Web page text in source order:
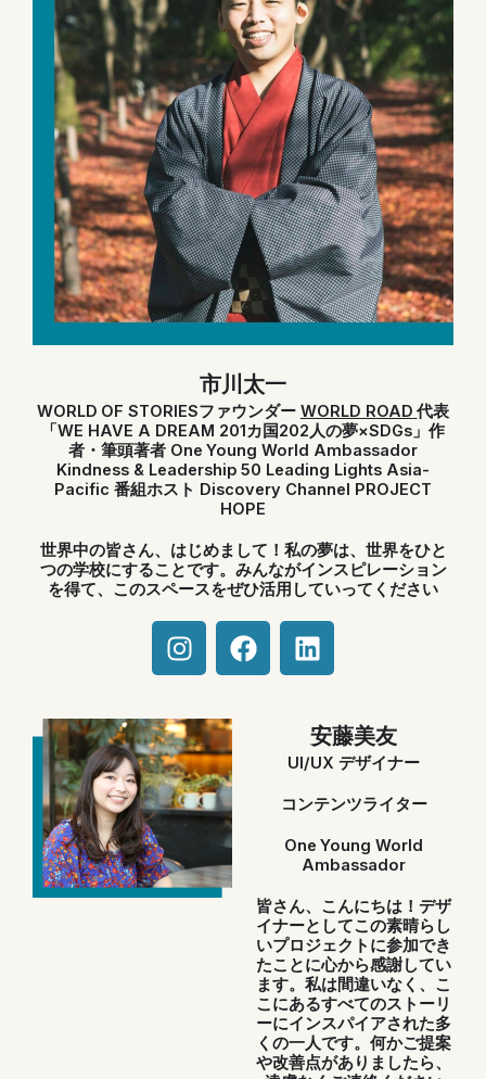
市川太一
WORLD OF STORIESファウンダー WORLD ROAD 代表
「WE HAVE A DREAM 201カ国202人の夢×SDGs」作
者・筆頭著者 One Young World Ambassador
Kindness & Leadership 50 Leading Lights Asia-
Pacific 番組ホスト Discovery Channel PROJECT
HOPE
世界中の皆さん、はじめまして！私の夢は、世界をひと
つの学校にすることです。みんながインスピレーション
を得て、このスペースをぜひ活用していってください
I
n
t
a
g
r
a
F
a
L
i
e
d
i
n
安藤美友
UI/UX デザイナー
コンテンツライター
One Young World
Ambassador
皆さん、こんにちは！デザ
イナーとしてこの素晴らし
いプロジェクトに参加でき
たことに心から感謝してい
ます。私は間違いなく、こ
こにあるすべてのストーリ
ーにインスパイアされた多
くの一人です。何かご提案
や改善点がありましたら、